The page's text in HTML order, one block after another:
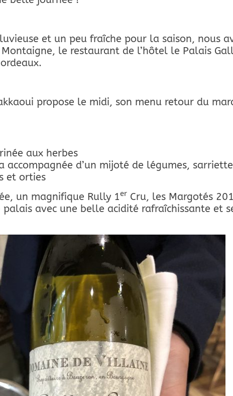
et un peu fraîche pour la saison, nous
le restaurant de l’hôtel le Palais
propose le midi, son menu retour du
aux herbes
accompagnée d’un mijoté de légumes,
et orties
un magnifique Rully 1er Cru, les Margotés
avec une belle acidité rafraîchissante et